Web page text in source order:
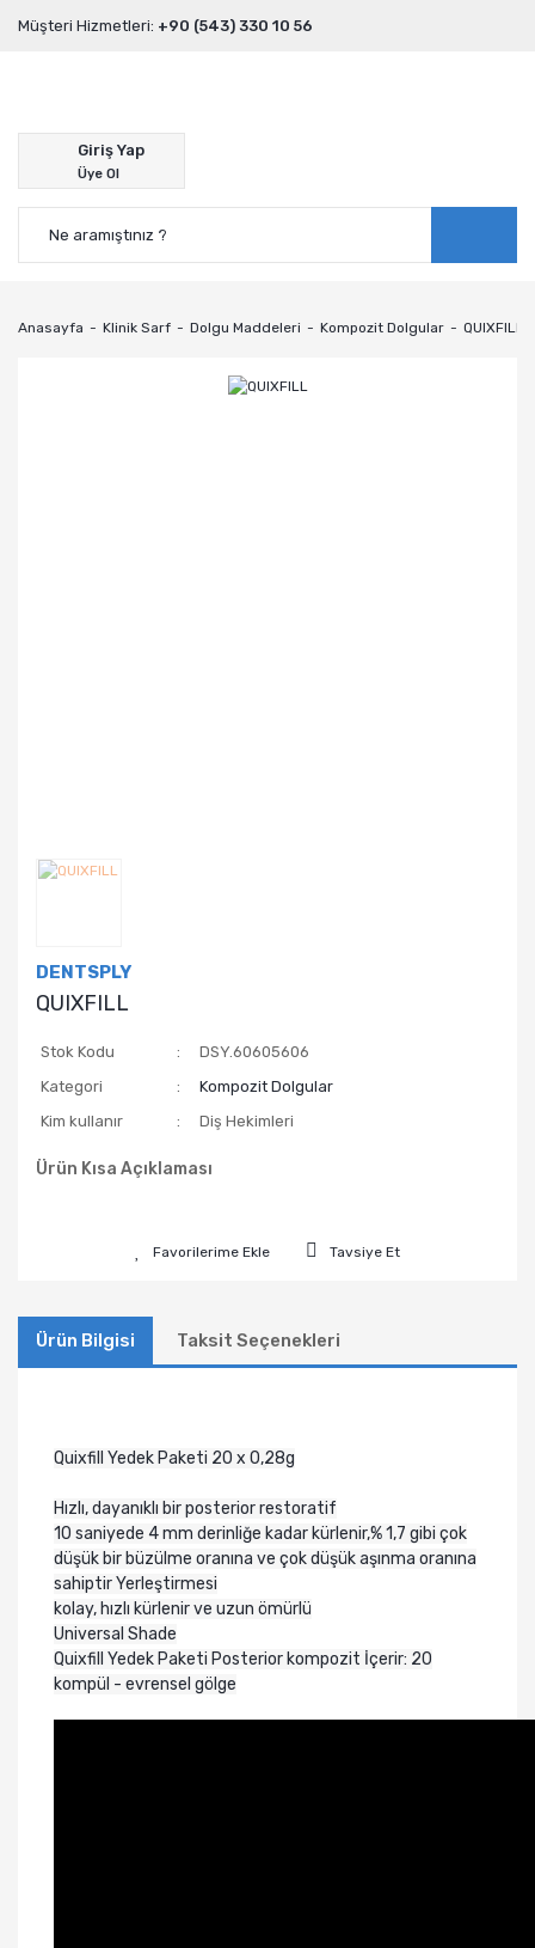
Müşteri Hizmetleri: +90 (543) 330 10 56
Giriş Yap
Üye Ol
Anasayfa Klinik Sarf Dolgu Maddeleri Kompozit Dolgular QUIXFILL
DENTSPLY
QUIXFILL
Stok Kodu
DSY.60605606
Kategori
Kompozit Dolgular
Kim kullanır
Diş Hekimleri
Ürün Kısa Açıklaması
Tavsiye Et
Ürün Bilgisi Taksit Seçenekleri
Quixfill Yedek Paketi 20 x 0,28g
Hızlı, dayanıklı bir posterior restoratif
10 saniyede 4 mm derinliğe kadar kürlenir,% 1,7 gibi çok
düşük bir büzülme oranına ve çok düşük aşınma oranına
sahiptir Yerleştirmesi
kolay, hızlı kürlenir ve uzun ömürlü
Universal Shade
Quixfill Yedek Paketi Posterior kompozit İçerir: 20
kompül - evrensel gölge